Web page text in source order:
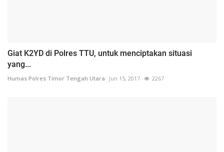
Giat K2YD di Polres TTU, untuk menciptakan situasi
yang...
Humas Polres Timor Tengah Utara Jun 15, 2017 2267